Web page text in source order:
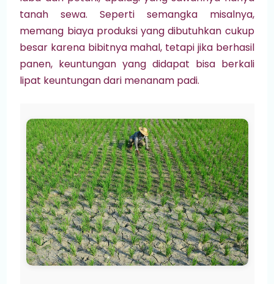
tanah sewa. Seperti semangka misalnya,
memang biaya produksi yang dibutuhkan cukup
besar karena bibitnya mahal, tetapi jika berhasil
panen, keuntungan yang didapat bisa berkali
lipat keuntungan dari menanam padi.